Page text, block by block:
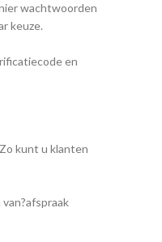
wachtwoorden
keuze.
en
kunt u klanten